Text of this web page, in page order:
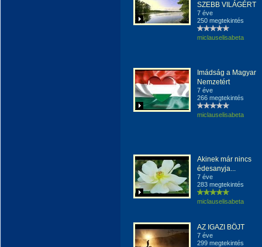
SZEBB VILÁGÉRT
7 éve
250 megtekintés
miclauselisabeta
Imádság a Magyar
Nemzetért
7 éve
266 megtekintés
miclauselisabeta
Akinek már nincs
édesanyja...
7 éve
283 megtekintés
miclauselisabeta
AZ IGAZI BÖJT
7 éve
299 megtekintés